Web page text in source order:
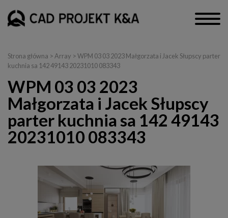
Strona główna > Array > WPM 03 03 2023 Małgorzata i Jacek Słupscy parter
kuchnia sa 142 49143 20231010 083343
WPM 03 03 2023
Małgorzata i Jacek Słupscy
parter kuchnia sa 142 49143
20231010 083343